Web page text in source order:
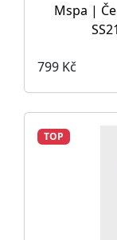
Mspa |
799 Kč
TOP